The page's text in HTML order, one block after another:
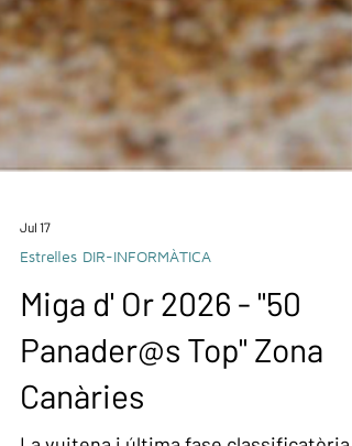
Jul 17
Miga d' Or 2026 - "50
Panader@s Top" Zona
Canàries